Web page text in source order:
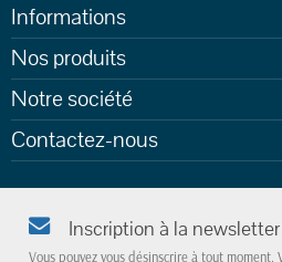
Informations
Nos produits
Notre société
Contactez-nous
Inscription à la newsletter
Vous pouvez vous désinscrire à tout moment.